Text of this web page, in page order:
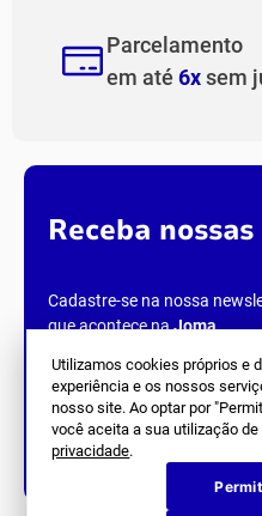
Utilizamos cookies próprios e
experiência e os nossos
nosso site. Ao optar por
você aceita a sua utilização
privacidade.
Parcelamento
em até 6xsem
Receba
Cadastre-se na nossa
que acontece naJoma.
Siga Nos